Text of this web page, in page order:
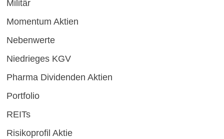
Militär
Momentum Aktien
Nebenwerte
Niedrieges KGV
Pharma Dividenden Aktien
Portfolio
REITs
Risikoprofil Aktie